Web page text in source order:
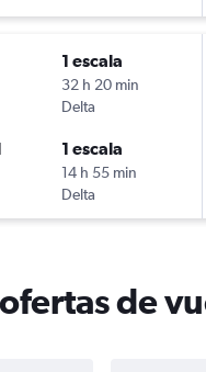
1 escala
32 h 20 min
Delta
1 escala
14 h 55 min
Delta
de